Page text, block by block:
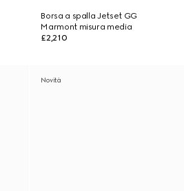
Borsa a spalla Jetset GG
Marmont misura media
£2,210
Novità